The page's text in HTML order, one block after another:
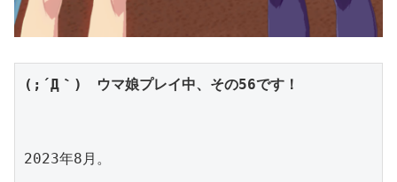
(;´Д｀)　ウマ娘プレイ中、その56です！
2023年8月。